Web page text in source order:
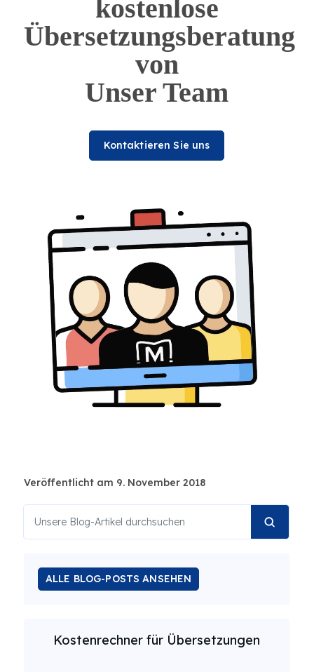
kostenlose
Übersetzungsberatung
von
Unser Team
Kontaktieren Sie uns
Veröffentlicht am 9. November 2018
ALLE BLOG-POSTS ANSEHEN
Kostenrechner für Übersetzungen